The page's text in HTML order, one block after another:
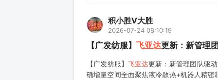
积小胜V大胜
2026-07-24 08:10:19
【广发纺服】 飞亚达更新：新管理
【广发纺服】 飞亚达更新：新管理团队驱
确增量空间全面聚焦液冷散热+机器人精